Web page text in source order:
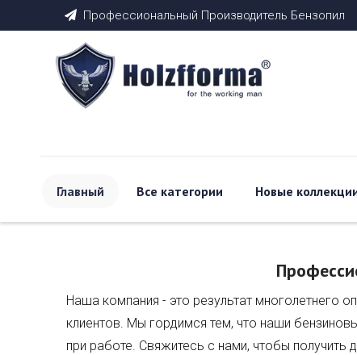
Профессиональный Производитель Бензопил
Главный Все категории Новые
Наша компания - это результат многолетнего
клиентов. Мы гордимся тем, что наши
при работе. Свяжитесь с нами, чтобы